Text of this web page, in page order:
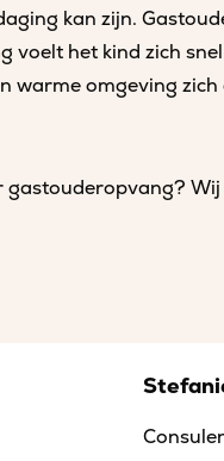
kan zijn.
voelt het kind zich
warme omgeving
gastouderopvang?